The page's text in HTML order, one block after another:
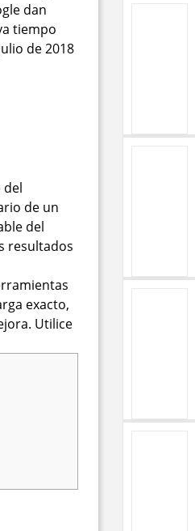
dan
tiempo
de 2018
del
de un
del
resultados
exacto,
Utilice